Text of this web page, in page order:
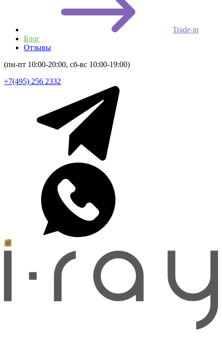
Trade-in
Блог
Отзывы
(пн-пт 10:00-20:00, сб-вс 10:00-19:00)
+7(495) 256 2332